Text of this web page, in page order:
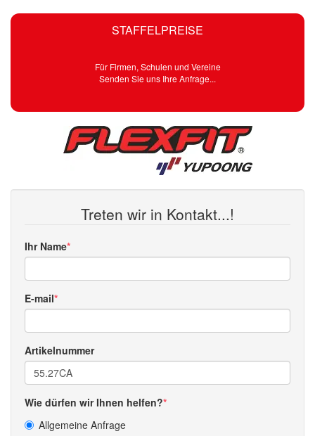
STAFFELPREISE
Für Firmen, Schulen und Vereine
Senden Sie uns Ihre Anfrage...
Treten wir in Kontakt...!
Ihr Name
E-mail
Artikelnummer
Wie dürfen wir Ihnen helfen?
Allgemeine Anfrage